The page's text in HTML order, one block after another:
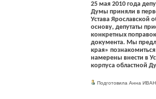
25 мая 2010 года
Думы приняли в
Устава Ярославской
основу, депутаты
конкретных
документа. Мы
края»
намерены внести в
корпуса областной
Подготовила Анна